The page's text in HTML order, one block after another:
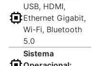
USB, HDMI,
Ethernet Gigabit,
Wi-Fi, Bluetooth
5.0
Sistema